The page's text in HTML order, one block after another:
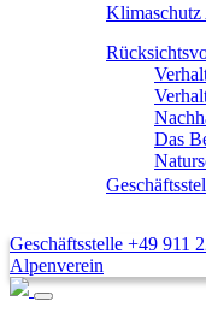
Klimaschutz
Das
Geschäftsstelle +49 911
Alpenverein